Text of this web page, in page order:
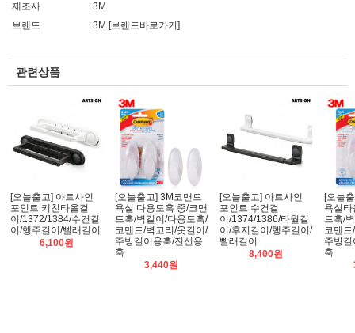
제조사
3M
브랜드
3M [브랜드바로가기]
관련상품
[오늘출고] 아트사인
포인트 키친타올걸
이/1372/1384/수건걸
이/행주걸이/빨래걸이
6,100원
[오늘출고] 3M코맨드
욕실 다용도훅 중/코맨
드훅/벽걸이/다용도훅/
코멘드/벽고리/옷걸이/
주방걸이용훅/전선용
훅
3,440원
[오늘출고] 아트사인
포인트 수건걸
이/1374/1386/타월걸
이/후지걸이/행주걸이/
빨래걸이
8,400원
[오늘
욕실
드훅/
코멘
주방
훅